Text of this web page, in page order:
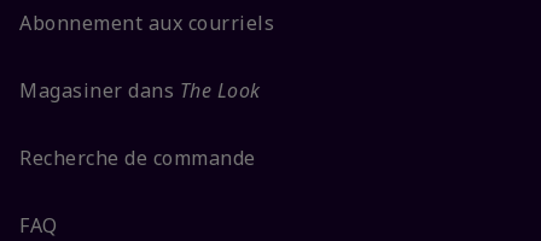
Abonnement aux courriels
Magasiner dans The Look
Recherche de commande
FAQ